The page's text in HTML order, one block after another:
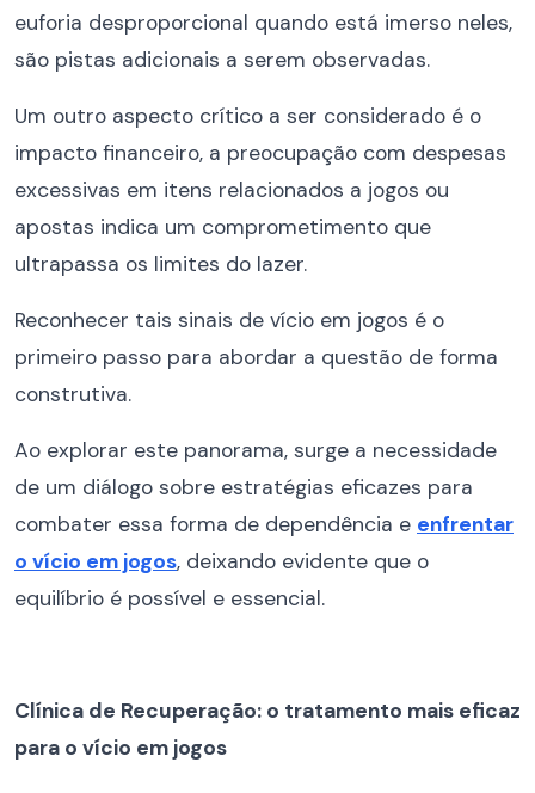
euforia desproporcional quando está imerso neles,
são pistas adicionais a serem observadas.
Um outro aspecto crítico a ser considerado é o
impacto financeiro, a preocupação com despesas
excessivas em itens relacionados a jogos ou
apostas indica um comprometimento que
ultrapassa os limites do lazer.
Reconhecer tais sinais de vício em jogos é o
primeiro passo para abordar a questão de forma
construtiva.
Ao explorar este panorama, surge a necessidade
de um diálogo sobre estratégias eficazes para
combater essa forma de dependência e enfrentar
o vício em jogos, deixando evidente que o
equilíbrio é possível e essencial.
Clínica de Recuperação: o tratamento mais eficaz
para o vício em jogos